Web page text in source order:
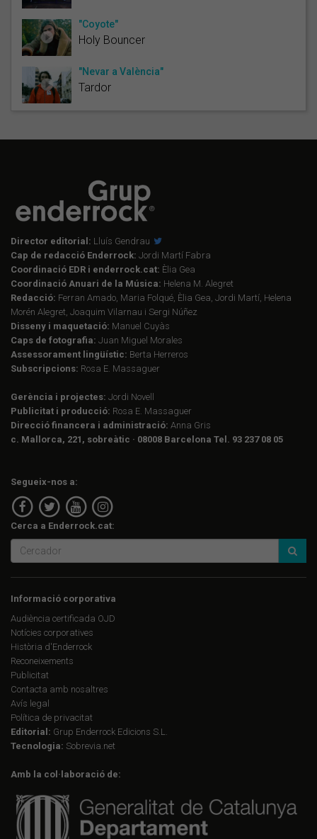
"Coyote"
Holy Bouncer
"Nevar a València"
Tardor
Director editorial: Lluís Gendrau
Cap de redacció Enderrock: Jordi Martí Fabra
Coordinació EDR i enderrock.cat: Èlia Gea
Coordinació Anuari de la Música: Helena M. Alegret
Redacció: Ferran Amado, Maria Folqué, Èlia Gea, Jordi Martí, Helena
Morén Alegret, Joaquim Vilarnau i Sergi Núñez
Disseny i maquetació: Manuel Cuyàs
Caps de fotografia: Juan Miguel Morales
Assessorament lingüístic: Berta Herreros
Subscripcions: Rosa E. Massaguer
Gerència i projectes: Jordi Novell
Publicitat i producció: Rosa E. Massaguer
Direcció financera i administració: Anna Gris
c. Mallorca, 221, sobreàtic · 08008 Barcelona Tel. 93 237 08 05
Segueix-nos a:
Cerca a Enderrock.cat:
Informació corporativa
Audiència certificada OJD
Notícies corporatives
Història d'Enderrock
Reconeixements
Publicitat
Contacta amb nosaltres
Avís legal
Política de privacitat
Editorial: Grup Enderrock Edicions S.L.
Tecnologia: Sobrevia.net
Amb la col·laboració de: